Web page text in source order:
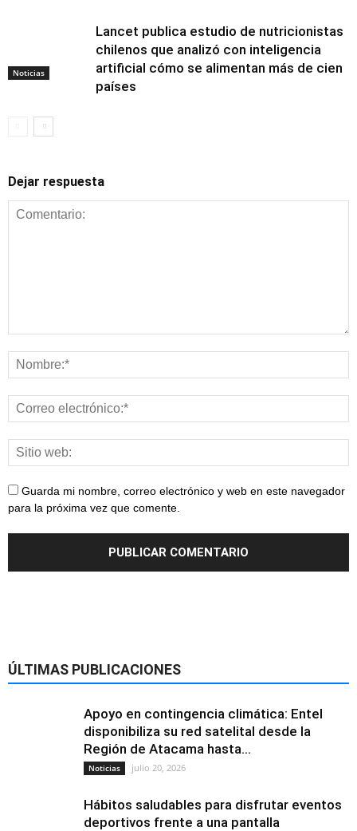
Noticias
Alimentación y
nutrición
Lancet publica estudio de nutricionistas
chilenos que analizó con inteligencia
artificial cómo se alimentan más de cien
países
Dejar respuesta
Guarda mi nombre, correo electrónico y web en este navegador
para la próxima vez que comente.
ÚLTIMAS PUBLICACIONES
Apoyo en contingencia climática: Entel
disponibiliza su red satelital desde la
Región de Atacama hasta...
Noticias julio 20, 2026
Hábitos saludables para disfrutar eventos
deportivos frente a una pantalla